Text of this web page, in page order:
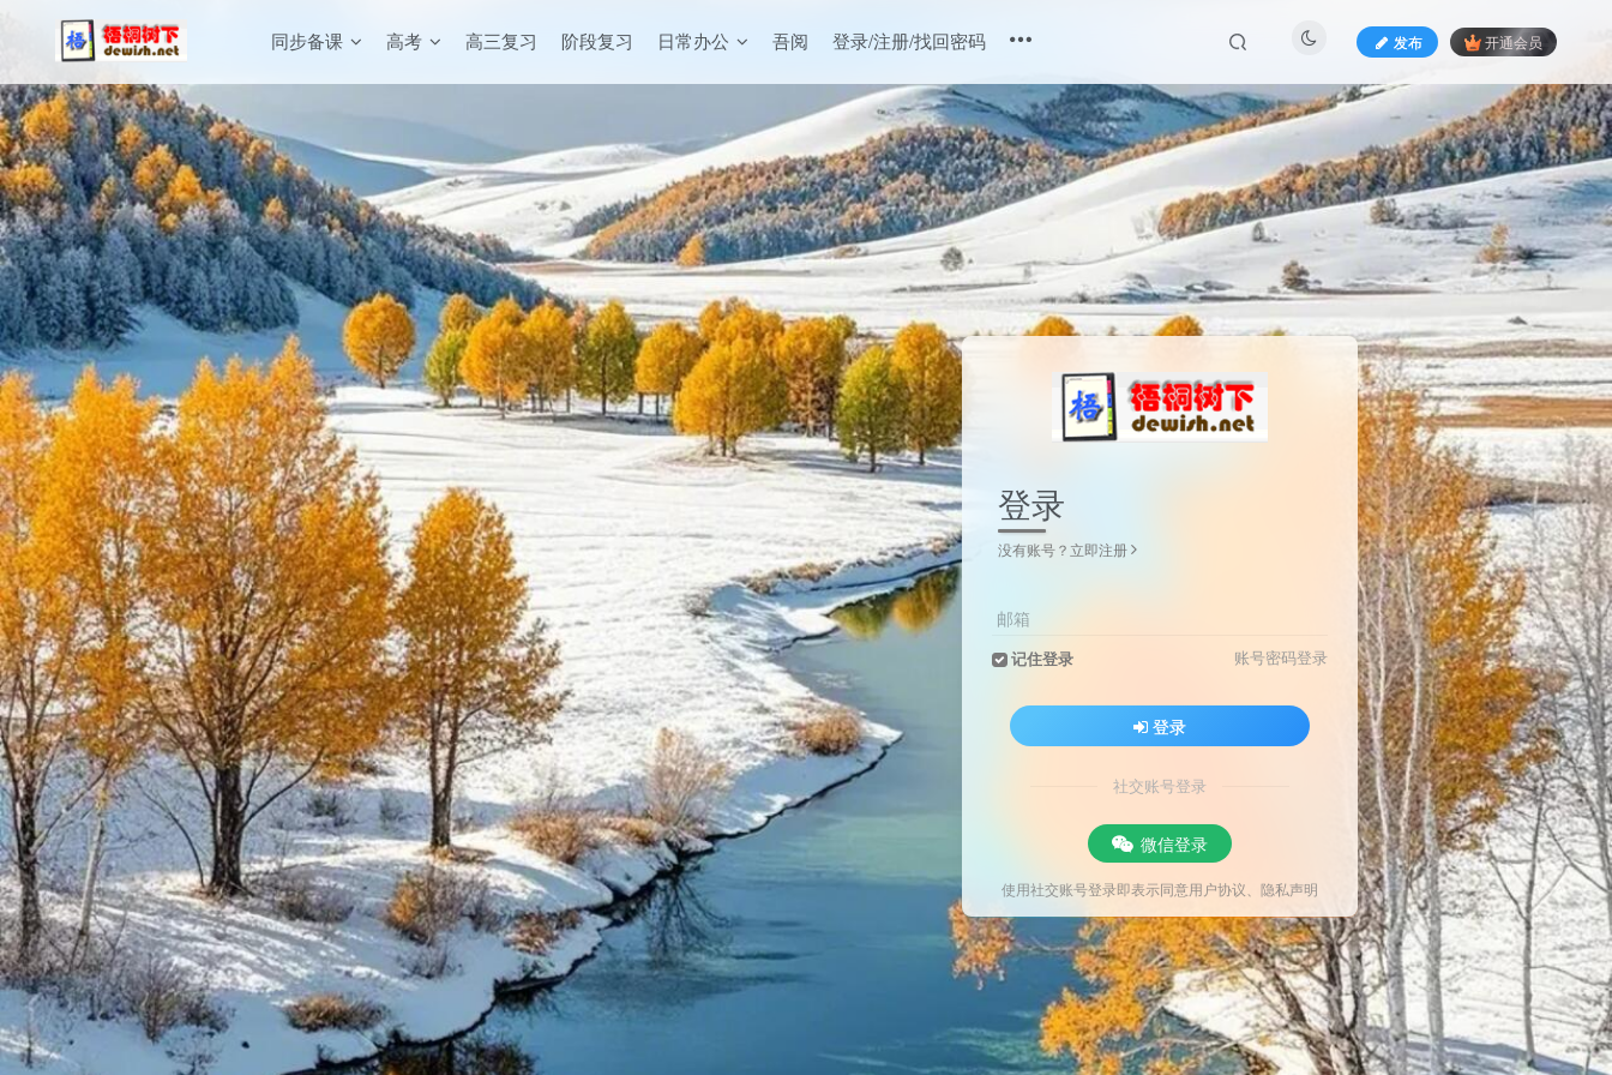
同步备课 高考 高三复习 阶段复习 日常办公 吾阅 登录/注册/找回密码 发布 开通会员
登录
没有账号？立即注册
邮箱
记住登录 账号密码登录
登录
社交账号登录
微信登录
使用社交账号登录即表示同意用户协议 隐私声明